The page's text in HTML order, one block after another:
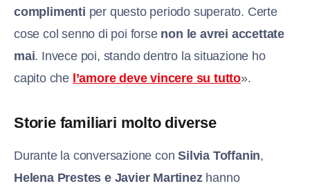
complimenti per questo periodo superato. Certe
cose col senno di poi forse non le avrei accettate
mai. Invece poi, stando dentro la situazione ho
capito che l’amore deve vincere su tutto».
Storie familiari molto diverse
Durante la conversazione conSilvia Toffanin,
Helena Prestes e Javier Martinezhanno